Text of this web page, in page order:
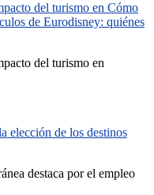
del turismo en Cómo
de Eurodisney: quiénes
del turismo en
elección de los destinos
destaca por el empleo